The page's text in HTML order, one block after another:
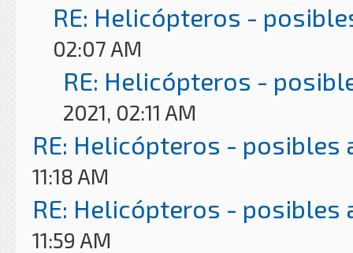
RE: Helicópteros -
02:07 AM
RE: Helicópteros -
2021, 02:11 AM
RE: Helicópteros - posibles
11:18 AM
RE: Helicópteros - posibles
11:59 AM